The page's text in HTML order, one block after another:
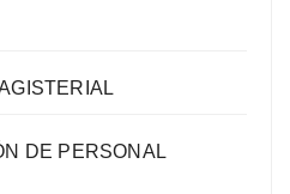
DE PERSONAL